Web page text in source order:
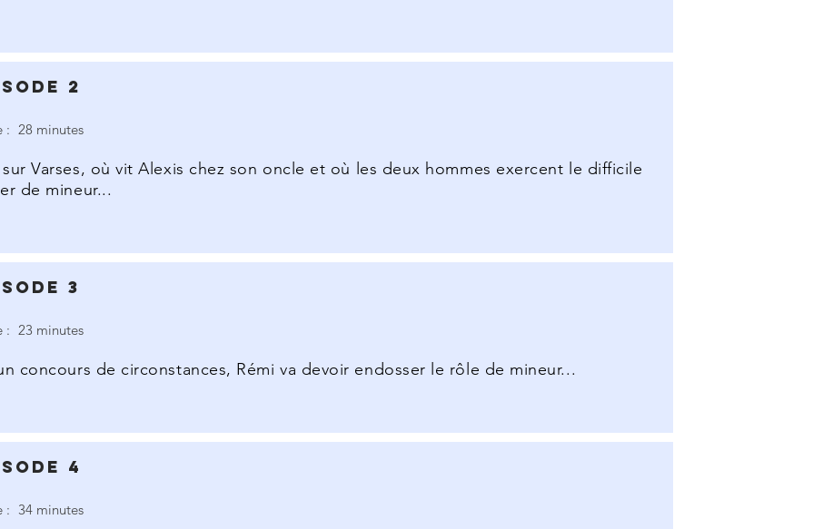
2
: 28 minutes
Varses, où vit Alexis chez son oncle et où les deux hommes exercent le difficile
de mineur...
3
: 23 minutes
concours de circonstances, Rémi va devoir endosser le rôle de mineur...
4
: 34 minutes